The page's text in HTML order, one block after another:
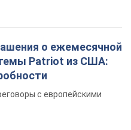
о ежемесячной
Patriot из США:
с европейскими